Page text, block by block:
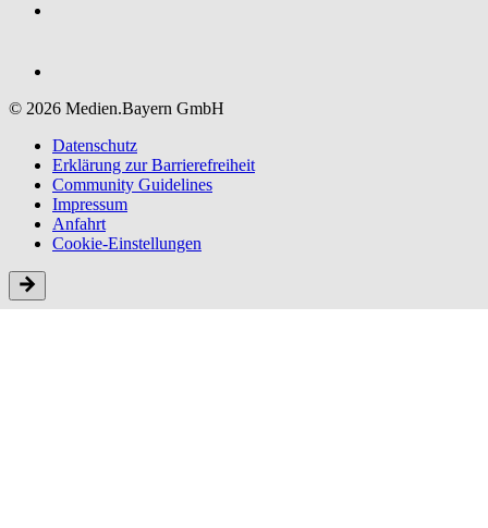
© 2026 Medien.Bayern GmbH
Datenschutz
Erklärung zur Barriere­freiheit
Community Guidelines
Impressum
Anfahrt
Cookie-Einstellungen